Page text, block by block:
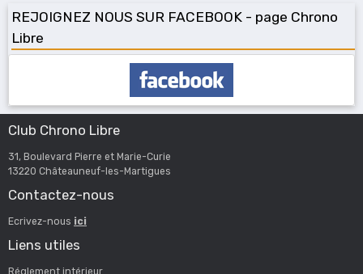
REJOIGNEZ NOUS SUR FACEBOOK - page Chrono
Libre
Club Chrono Libre
31, Boulevard Pierre et Marie-Curie
13220 Châteauneuf-les-Martigues
Contactez-nous
Ecrivez-nous ici
Liens utiles